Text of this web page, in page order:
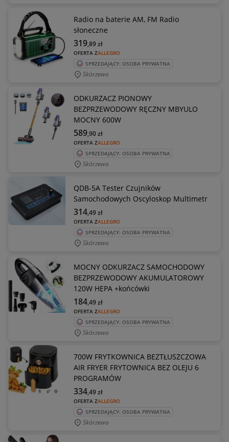
Radio na baterie AM, FM Radio
słoneczne
OFERTA ZALLEGRO
319,89zł
SPRZEDAJĄCY: OSOBA PRYWATNA
Skórzewo
ODKURZACZ PIONOWY
BEZPRZEWODOWY RĘCZNY MBYULO
MOCNY 600W
OFERTA ZALLEGRO
589,90zł
SPRZEDAJĄCY: OSOBA PRYWATNA
Skórzewo
QDB-5A Tester Czujników
Samochodowych Oscyloskop Multimetr
OFERTA ZALLEGRO
314,49zł
SPRZEDAJĄCY: OSOBA PRYWATNA
Skórzewo
MOCNY ODKURZACZ SAMOCHODOWY
BEZPRZEWODOWY AKUMULATOROWY
120W HEPA +końcówki
OFERTA ZALLEGRO
184,49zł
SPRZEDAJĄCY: OSOBA PRYWATNA
Skórzewo
700W FRYTKOWNICA BEZTŁUSZCZOWA
AIR FRYER FRYTOWNICA BEZ OLEJU 6
PROGRAMÓW
OFERTA ZALLEGRO
334,49zł
SPRZEDAJĄCY: OSOBA PRYWATNA
Skórzewo